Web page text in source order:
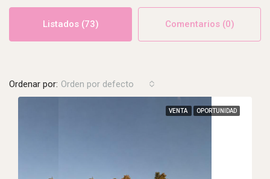
Listados (73) Comentarios (0)
Ordenar por: Orden por defecto
VENTA OPORTUNIDAD